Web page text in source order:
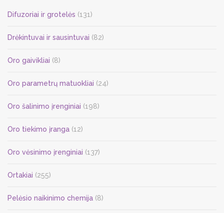
Difuzoriai ir grotelės (131)
Drėkintuvai ir sausintuvai (82)
Oro gaivikliai (8)
Oro parametrų matuokliai (24)
Oro šalinimo įrenginiai (198)
Oro tiekimo įranga (12)
Oro vėsinimo įrenginiai (137)
Ortakiai (255)
Pelėsio naikinimo chemija (8)